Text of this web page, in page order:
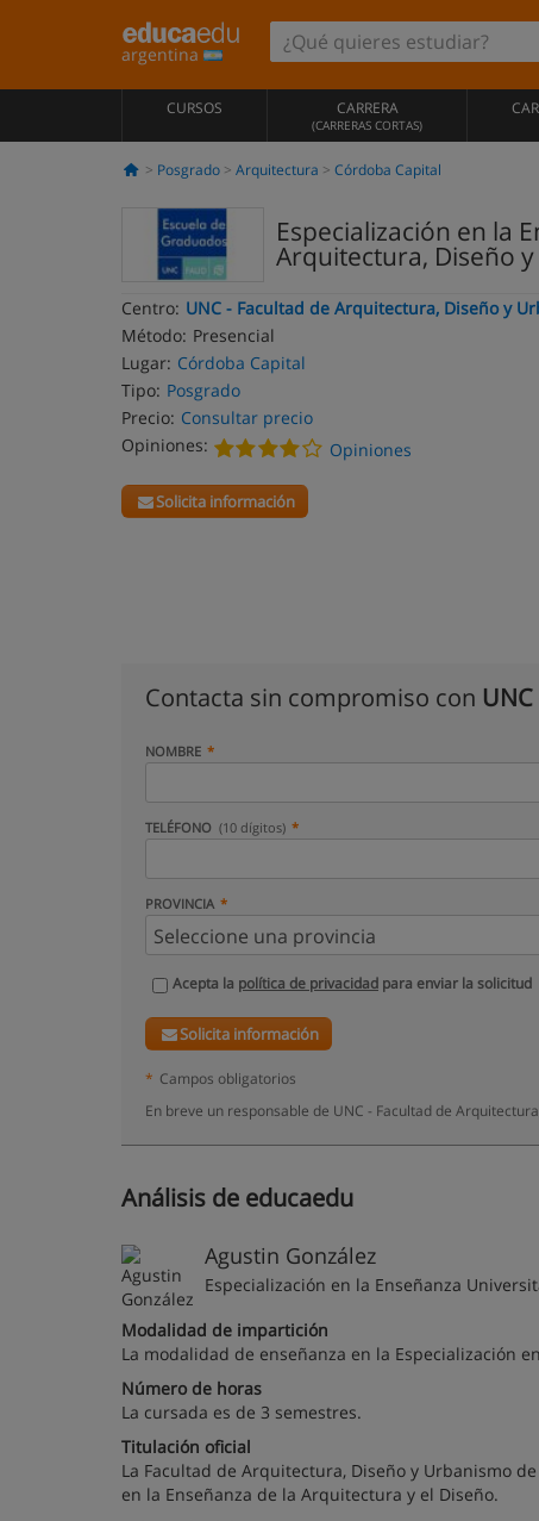
argentina
CURSOS CARRERA
(CARRERAS CORTAS)
Posgrado Arquitectura Córdoba Capital
Especialización en la
Arquitectura, Diseño
Centro: UNC - Facultad de Arquitectura, Diseño y
Método: Presencial
Lugar: Córdoba Capital
Tipo: Posgrado
Precio: Consultar precio
Opiniones:
Opiniones
Solicita información
Contacta sin compromiso con
NOMBRE
TELÉFONO (10 dígitos)
PROVINCIA
Acepta la política de privacidad para enviar la solicitud
Solicita información
* Campos obligatorios
En breve un responsable de UNC - Facultad de
Análisis de educaedu
Agustin González
Especialización en la Enseñanza
Modalidad de impartición
La modalidad de enseñanza en la Especialización
Número de horas
La cursada es de 3 semestres.
Titulación oficial
La Facultad de Arquitectura, Diseño y Urbanismo
en la Enseñanza de la Arquitectura y el Diseño.